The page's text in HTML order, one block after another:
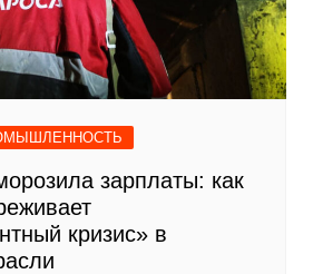
зарплаты: как
кризис» в